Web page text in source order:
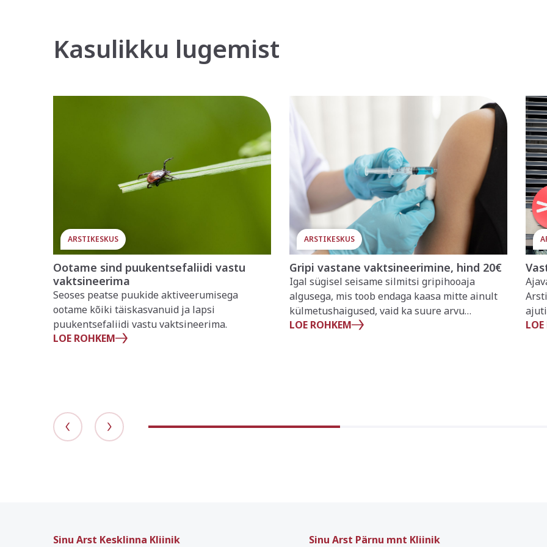
Kasulikku lugemist
ARSTIKESKUS
Ootame sind puukentsefaliidi vastu
vaktsineerima
Seoses peatse puukide aktiveerumisega
ootame kõiki täiskasvanuid ja lapsi
puukentsefaliidi vastu vaktsineerima.
LOE ROHKEM
ARSTIKESKUS
Gripi vastane vaktsineerimine, hind 20€
Igal sügisel seisame silmitsi gripihooaja
algusega, mis toob endaga kaasa mitte ainult
külmetushaigused, vaid ka suure arvu
haigestumisi ja isegi komplikatsioone. Seetõttu
kaitset, võib […]
LOE ROHKEM
Sinu Arst Kesklinna Kliinik Sinu Arst Pärnu mnt Kliinik